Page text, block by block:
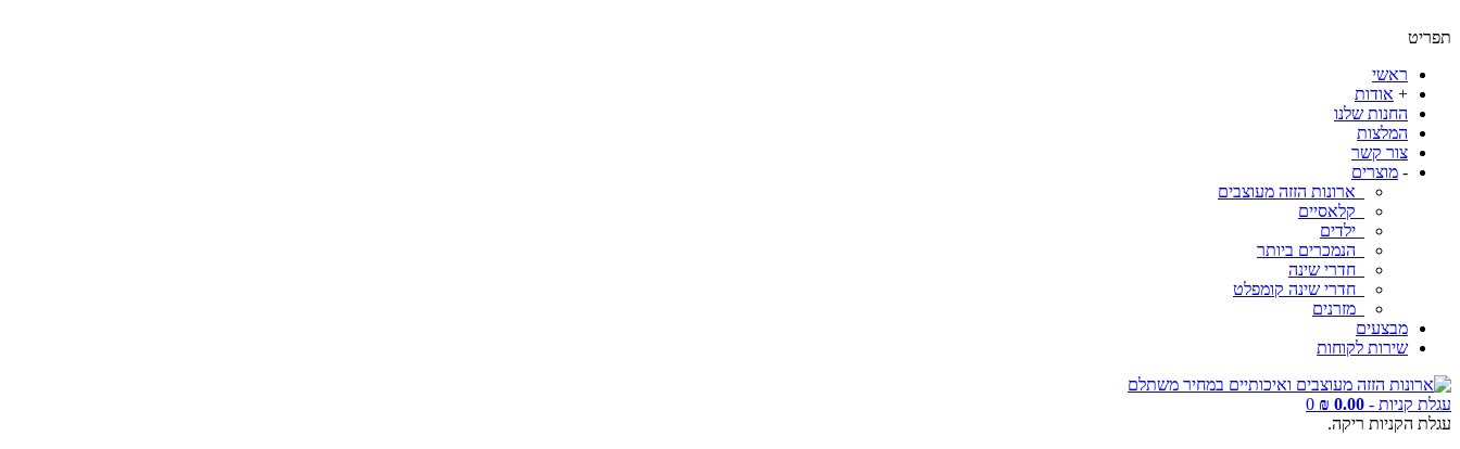
תפריט
ראשי
+ אודות
החנות שלנו
המלצות
צור קשר
- מוצרים
ארונות הזזה מעוצבים
קלאסיים
ילדים
הנמכרים ביותר
חדרי שינה
חדרי שינה קומפלט
מזרנים
מבצעים
שירות לקוחות
עגלת קניות - 0.00 ₪
0
עגלת הקניות ריקה.